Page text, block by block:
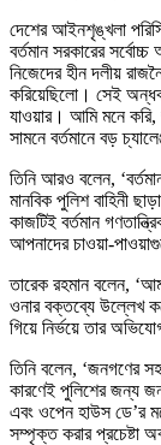
দেশের আইনশৃঙ্খলা
বর্তমান সরকারের
নিজেদের হীন দলীয়
করিয়েছিলো। সেই
যাওয়ার। আমি মনে করি,
সামনে বর্তমানে বড়
তিনি আরও বলেন,
মানবিক পুলিশ বাহিনী
কাজটিই বর্তমান
আপনাদের চাওয়া-
তারেক রহমান বলেন,
ওনার বক্তব্যে উল্লেখ
গিয়ে নির্ভয়ে তার
তিনি বলেন, ‘জনগণের
কারণেই পুলিশের জন্য
এবং ওপেন হাউস ডে’র
সম্পৃক্ত করার প্রচেষ্টা